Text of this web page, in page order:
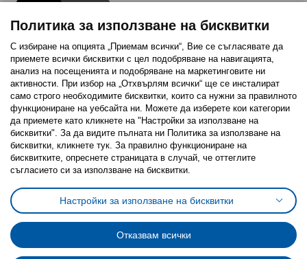
Последвайте ни:
FacebookTwitterYoutubePinterestInstagram
Политика за използване на бисквитки (Cookies)
Избор на настройки за използване на бисквитки
Условия за ползване на ikea.bgОбща политика за личните данни
Политика за защита на личните данни на ikea.bg
Общи условия на програма IKEA Family
Политика за защита на лични данни на програма IKEA Family
Политика за използване на бисквитки
С избиране на опцията „Приемам всички“, Вие се съгласявате да
приемете всички бисквитки с цел подобряване на навигацията,
анализ на посещенията и подобряване на маркетинговите ни
активности. При избор на „Отхвърлям всички“ ще се инсталират
само строго необходимитe бисквитки, които са нужни за правилното
функциониране на уебсайта ни. Можете да изберете кои категории
да приемете като кликнете на "Настройки за използване на
бисквитки". За да видите пълната ни Политика за използване на
бисквитки, кликнете тук. За правилно функциониране на
бисквитките, опреснете страницата в случай, че оттеглите
съгласието си за използване на бисквитки.
Настройки за използване на бисквитки
Отказвам всички